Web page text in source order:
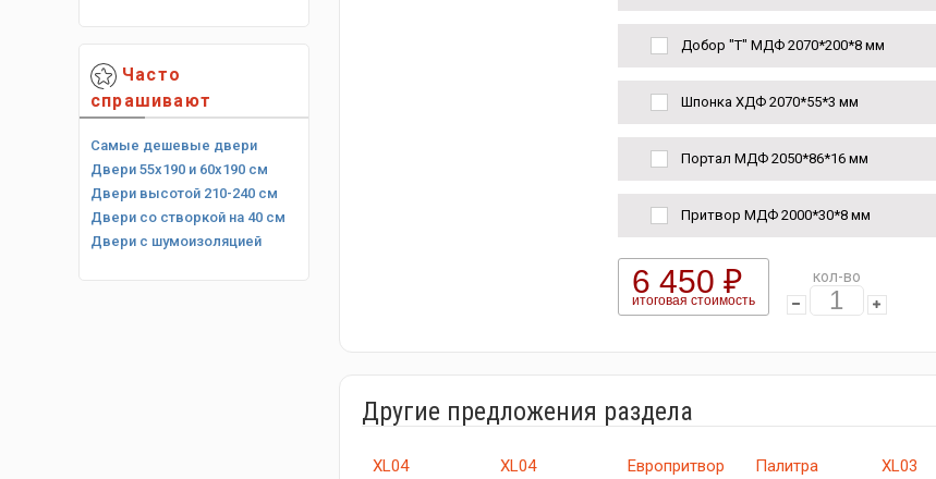
Часто
спрашивают
Самые дешевые двери
Двери 55х190 и 60х190 см
Двери высотой 210-240 см
Двери со створкой на 40 см
Двери с шумоизоляцией
Добор "Т" МДФ 2070*200*8 мм
Шпонка ХДФ 2070*55*3 мм
Портал МДФ 2050*86*16 мм
Притвор МДФ 2000*30*8 мм
6 450 ₽
итоговая стоимость
кол-во
Другие предложения раздела
XL04
XL04
Европритвор
Палитра
XL03